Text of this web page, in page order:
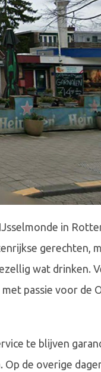
in
gerechten,
wat drinken.
passie voor de
te blijven
Op de overige